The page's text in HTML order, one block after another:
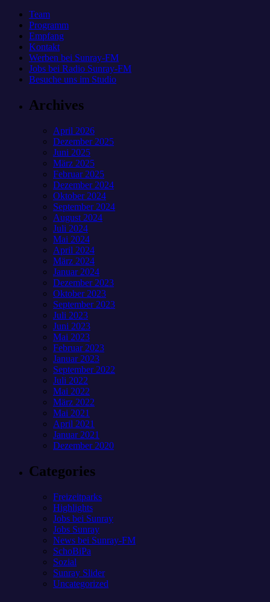
Team
Programm
Empfang
Kontakt
Werben bei Sunray-FM
Jobs bei Radio Sunray-FM
Besuche uns im Studio
Archives
April 2026
Dezember 2025
Juni 2025
März 2025
Februar 2025
Dezember 2024
Oktober 2024
September 2024
August 2024
Juli 2024
Mai 2024
April 2024
März 2024
Januar 2024
Dezember 2023
Oktober 2023
September 2023
Juli 2023
Juni 2023
Mai 2023
Februar 2023
Januar 2023
September 2022
Juli 2022
Mai 2022
März 2022
Mai 2021
April 2021
Januar 2021
Dezember 2020
Categories
Freizeitparks
Highlights
Jobs bei Sunray
Jobs Sunray
News bei Sunray-FM
SchoBiPa
Sozial
Sunray Slider
Uncategorized